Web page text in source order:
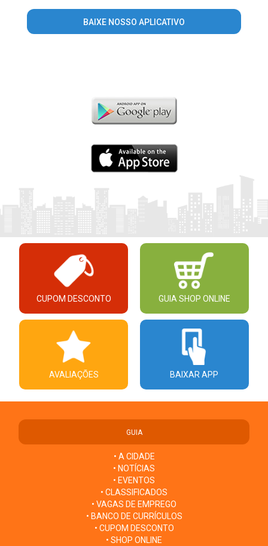
BAIXE NOSSO APLICATIVO
CUPOM DESCONTO GUIA SHOP ONLINE
AVALIAÇÕES BAIXAR APP
GUIA
• A CIDADE
• NOTÍCIAS
• EVENTOS
• CLASSIFICADOS
• VAGAS DE EMPREGO
• BANCO DE CURRÍCULOS
• CUPOM DESCONTO
• SHOP ONLINE